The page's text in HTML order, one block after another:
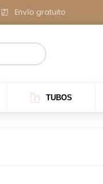
Envío gratuito
TUBOS